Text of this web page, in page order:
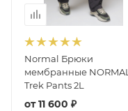
Normal Брюки
мембранные NORMAL
Trek Pants 2L
от11 600 ₽